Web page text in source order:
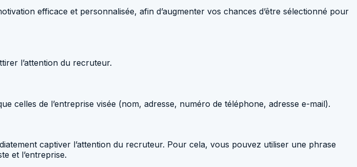
efficace et personnalisée, afin d’augmenter vos chances d’être sélectionné pour
l’attention du recruteur.
celles de l’entreprise visée (nom, adresse, numéro de téléphone, adresse e-mail).
captiver l’attention du recruteur. Pour cela, vous pouvez utiliser une phrase
et l’entreprise.